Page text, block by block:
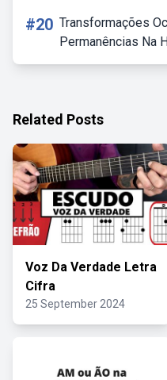
#20 Transformações
Permanências Na
Related Posts
Voz Da Verdade Letra
Cifra
25 September 2024